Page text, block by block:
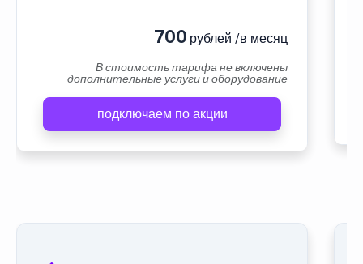
700 рублей /в месяц
В стоимость тарифа не включены
дополнительные услуги и оборудование
подключаем по акции